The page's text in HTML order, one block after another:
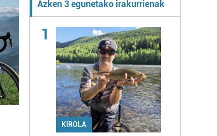
Azken 3 egunetako irakurrienak
1
KIROLA